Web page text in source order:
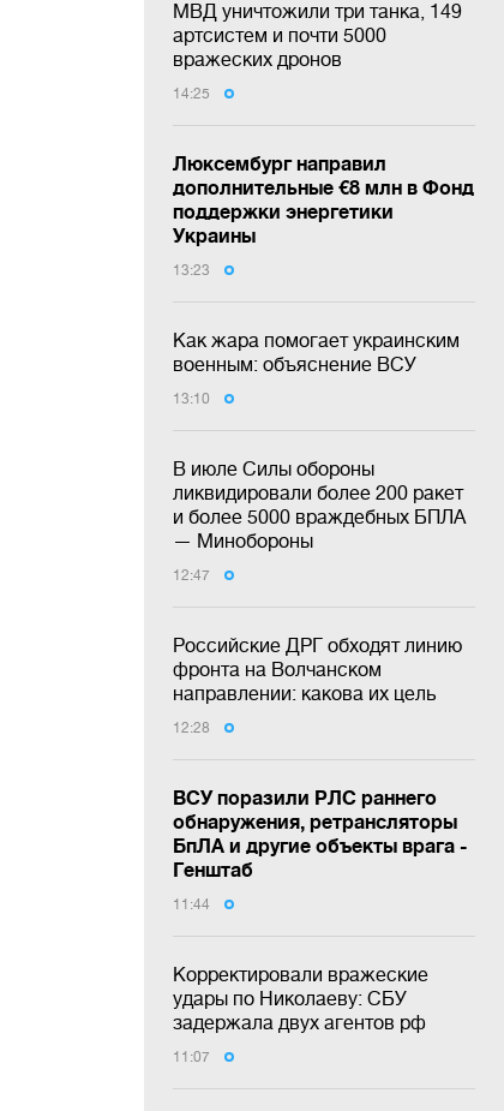
МВД уничтожили три танка, 149
артсистем и почти 5000
вражеских дронов
14:25
Люксембург направил
дополнительные €8 млн в Фонд
поддержки энергетики
Украины
13:23
Как жара помогает украинским
военным: объяснение ВСУ
13:10
В июле Силы обороны
ликвидировали более 200 ракет
и более 5000 враждебных БПЛА
— Минобороны
12:47
Российские ДРГ обходят линию
фронта на Волчанском
направлении: какова их цель
12:28
ВСУ поразили РЛС раннего
обнаружения, ретрансляторы
БпЛА и другие объекты врага -
Генштаб
11:44
Корректировали вражеские
удары по Николаеву: СБУ
задержала двух агентов рф
11:07